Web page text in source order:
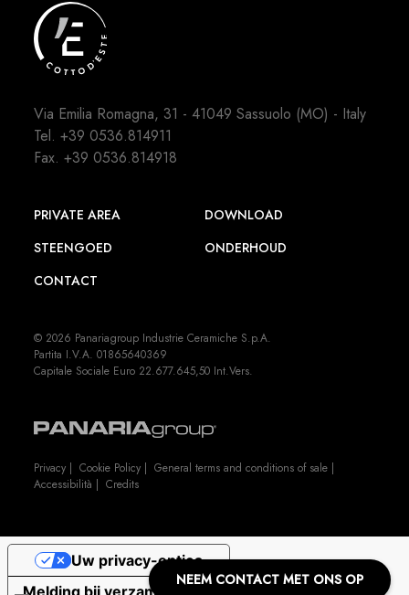
NEEM CONTACT MET ONS OP
Via Emilia Romagna, 31 - 41049 Sassuolo (MO) - Italy
Tel.+39 0536.814911
Fax. +39 0536.814918
PRIVATE AREA
DOWNLOAD
STEENGOED
ONDERHOUD
CONTACT
© 2026 Panariagroup Industrie Ceramiche S.p.A.
Partita I.V.A. 01865640369
Capitale Sociale Euro 22.677.645,50 Int.Vers.
Privacy |Cookie Policy |General terms and conditions of sale |
Accessibilità |Credits
Uw privacy-opties